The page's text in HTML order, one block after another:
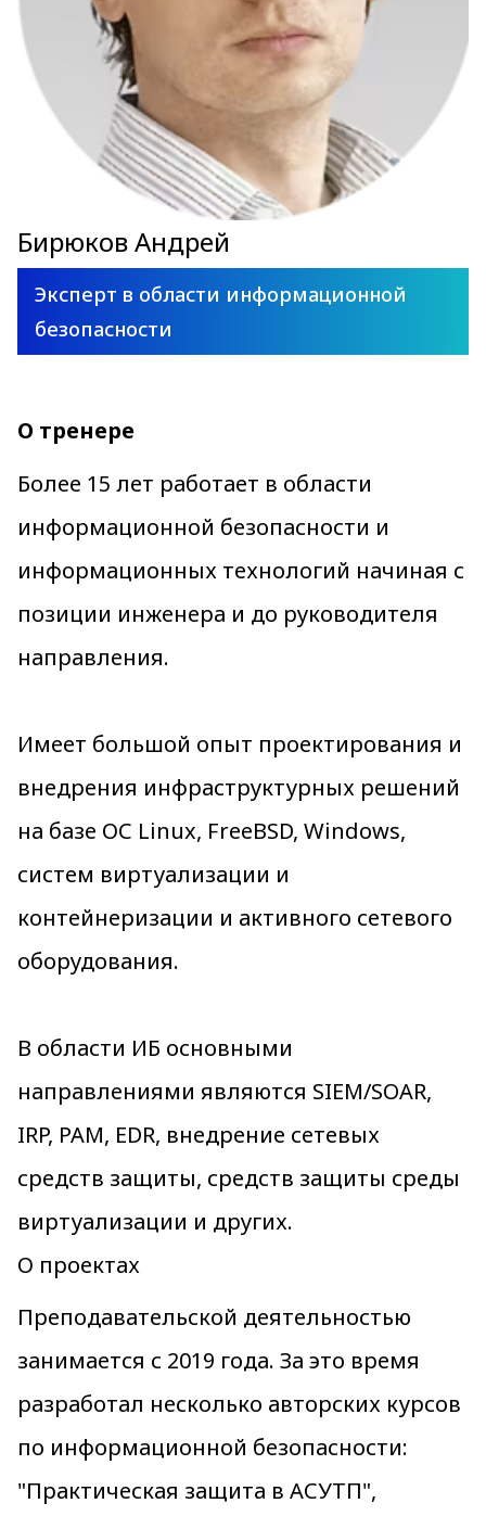
Бирюков Андрей
Эксперт в области информационной
безопасности
О тренере
Более 15 лет работает в области
информационной безопасности и
информационных технологий начиная с
позиции инженера и до руководителя
направления.
Имеет большой опыт проектирования и
внедрения инфраструктурных решений
на базе ОС Linux, FreeBSD, Windows,
систем виртуализации и
контейнеризации и активного сетевого
оборудования.
В области ИБ основными
направлениями являются SIEM/SOAR,
IRP, PAM, EDR, внедрение сетевых
средств защиты, средств защиты среды
виртуализации и других.
О проектах
Преподавательской деятельностью
занимается с 2019 года. За это время
разработал несколько авторских курсов
по информационной безопасности:
"Практическая защита в АСУТП",